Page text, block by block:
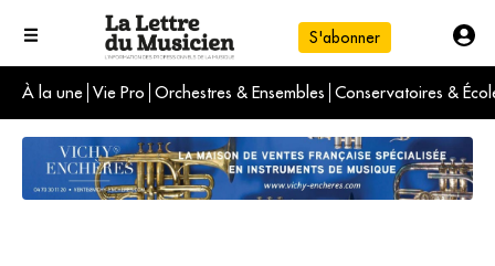
S'abonner
À la une Vie Pro Orchestres & Ensembles Conservatoires &
L'info du jour
Le numéro du mois
International